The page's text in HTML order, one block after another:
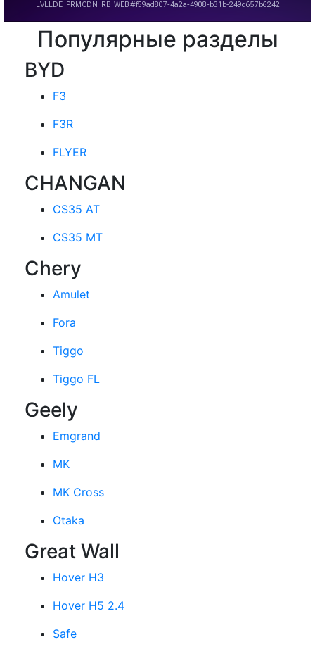
Популярные разделы
BYD
F3
F3R
FLYER
CHANGAN
CS35 AT
CS35 MT
Chery
Amulet
Fora
Tiggo
Tiggo FL
Geely
Emgrand
MK
MK Cross
Otaka
Great Wall
Hover H3
Hover H5 2.4
Safe